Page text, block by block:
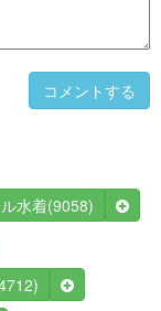
コメントする
水着(9058)